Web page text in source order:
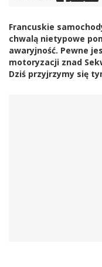
Francuskie
chwalą nietypowe
awaryjność. Pewne
motoryzacji znad
Dziś przyjrzymy się